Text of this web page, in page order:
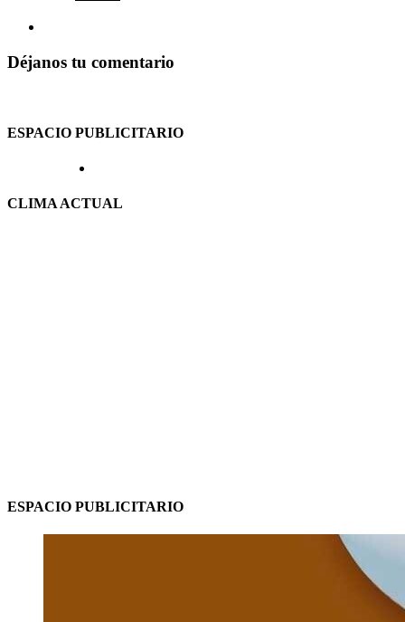
Déjanos tu comentario
ESPACIO PUBLICITARIO
CLIMA ACTUAL
ESPACIO PUBLICITARIO